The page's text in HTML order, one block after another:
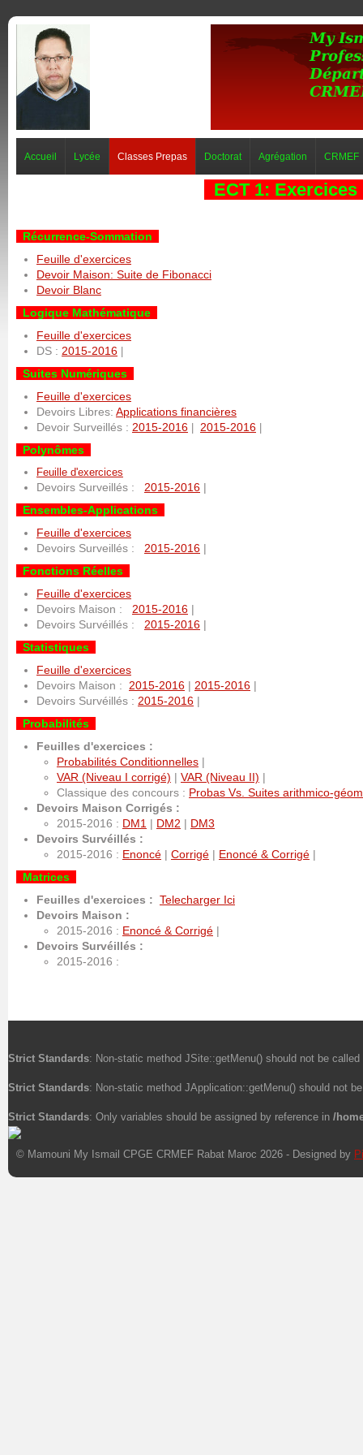
Accueil Lycée Classes Prepas Doctorat Agrégation CRMEF
ECT 1:
Récurrence-Sommation
Feuille d'exercices
Devoir Maison: Suite de Fibonacci
Devoir Blanc
Logique Mathématique
Feuille d'exercices
DS : 2015-2016
Suites Numériques
Feuille d'exercices
Devoirs Libres: Applications financières
Devoir Surveillés : 2015-2016 2015-2016
Polynômes
Feuille d'exercices
Devoirs Surveillés : 2015-2016 |
Ensembles-Applications
Feuille d'exercices
Devoirs Surveillés :
2015-2016 |
Fonctions Réelles
Feuille d'exercices
Devoirs Maison : 2015-2016 |
Devoirs Survéillés : 2015-2016 |
Statistiques
Feuille d'exercices
Devoirs Maison : 2015-2016 | 2015-2016 |
Devoirs Survéillés : 2015-2016 |
Probabilités
Feuilles d'exercices :
Probabilités Conditionnelles |
VAR (Niveau I corrigé) | VAR (Niveau II) |
Classique des concours : Probas Vs. Suites arithmico-
Devoirs Maison Corrigés :
2015-2016 : DM1 | DM2 | DM3
Devoirs Survéillés :
2015-2016 : Enoncé | Corrigé | Enoncé & Corrigé |
Matrices
Feuilles d'exercices : Telecharger Ici
Devoirs Maison :
2015-2016 : Enoncé & Corrigé |
Devoirs Survéillés :
2015-2016 :
Strict Standards: Non-static method JSite::getMenu() should not be
Strict Standards: Non-static method JApplication::getMenu() should not
Strict Standards: Only variables should be assigned by reference in /
© Mamouni My Ismail CPGE CRMEF Rabat Maroc 2026 - Designed by